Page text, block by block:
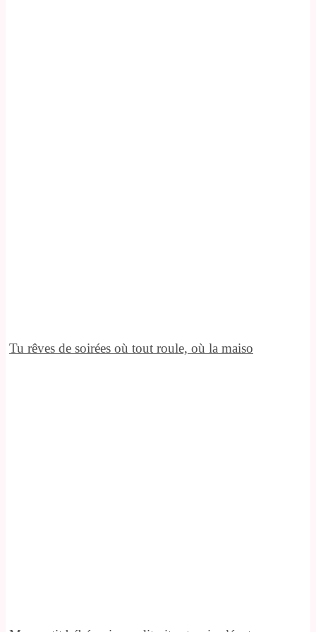
Tu rêves de soirées où tout roule, où la maiso